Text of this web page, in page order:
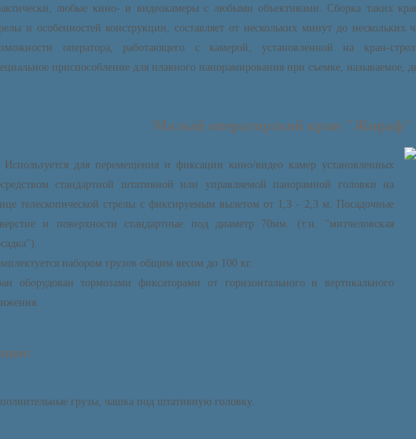
любые кино- и видеокамеры с любыми объективами. Сборка таких
и особенностей конструкции, составляет от нескольких минут до нескольких
оператора, работающего с камерой, установленной на кран-
приспособление для плавного панорамирования при съемке, называемое,
Малый операторский кран "Жираф"
Используется для перемещения и фиксации кино/видео камер установленных
стандартной штативной или управляемой панорамной головки на
телескопической стрелы с фиксируемым вылетом от 1,3 - 2,3 м. Посадочные
и поверхности стандартные под диаметр 70мм. (т.н. "митчеловская
набором грузов общим весом до 100 кг.
оборудован тормозами фиксаторами от горизонтального и вертикального
грузы, чашка под штативную головку.